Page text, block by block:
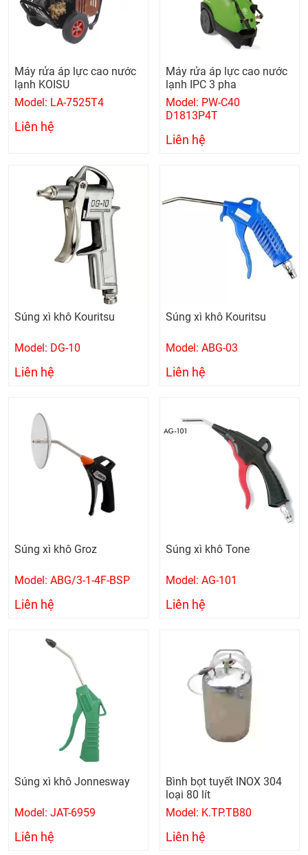
Máy rửa áp lực cao nước
lạnh KOISU
Model: LA-7525T4
Liên hệ
Máy rửa áp lực cao nước
lạnh IPC 3 pha
Model: PW-C40
D1813P4T
Liên hệ
Súng xì khô Kouritsu
Model: DG-10
Liên hệ
Súng xì khô Kouritsu
Model: ABG-03
Liên hệ
Súng xì khô Groz
Model: ABG/3-1-4F-BSP
Liên hệ
Súng xì khô Tone
Model: AG-101
Liên hệ
Súng xì khô Jonnesway
Model: JAT-6959
Liên hệ
Bình bọt tuyết INOX 304
loại 80 lít
Model: K.TP.TB80
Liên hệ